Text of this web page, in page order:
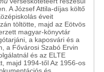
A József Attila-díjas költő
éveit
töltötte, majd az Eötvös
magyar-könyvtár
a kaposvári és a
a Fővárosi Szabó Ervin
és az ELTE
majd 1994-től Az 1956-os